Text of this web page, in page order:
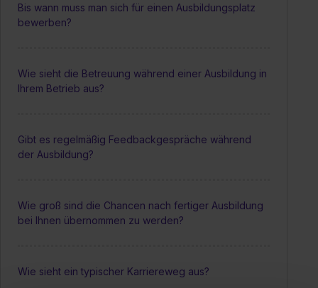
Bis wann muss man sich für einen Ausbildungsplatz
bewerben?
Wie sieht die Betreuung während einer Ausbildung in
Ihrem Betrieb aus?
Gibt es regelmäßig Feedbackgespräche während
der Ausbildung?
Wie groß sind die Chancen nach fertiger Ausbildung
bei Ihnen übernommen zu werden?
Wie sieht ein typischer Karriereweg aus?